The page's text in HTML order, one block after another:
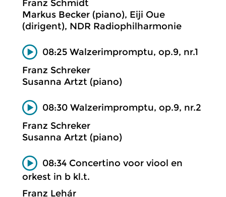
Franz Schmidt
Markus Becker (piano), Eiji Oue
(dirigent), NDR Radiophilharmonie
08:25 Walzerimpromptu, op.9, nr.1
Franz Schreker
Susanna Artzt (piano)
08:30 Walzerimpromptu, op.9, nr.2
Franz Schreker
Susanna Artzt (piano)
08:34 Concertino voor viool en
orkest in b kl.t.
Franz Lehár